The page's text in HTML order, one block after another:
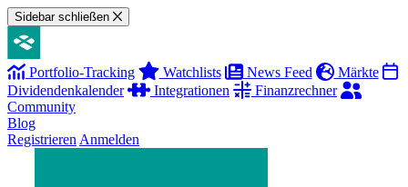
Sidebar schließen
Portfolio-Tracking Watchlists News Feed
Märkte
Dividendenkalender
Integrationen
Finanzrechner
Community
Blog
Registrieren Anmelden